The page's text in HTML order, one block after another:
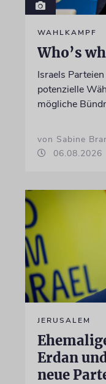
WAHLKAMPF
Who’s
Israels
potenzielle
mögliche
von Sabine
06.08.2026
JERUSALEM
Erdan
neue